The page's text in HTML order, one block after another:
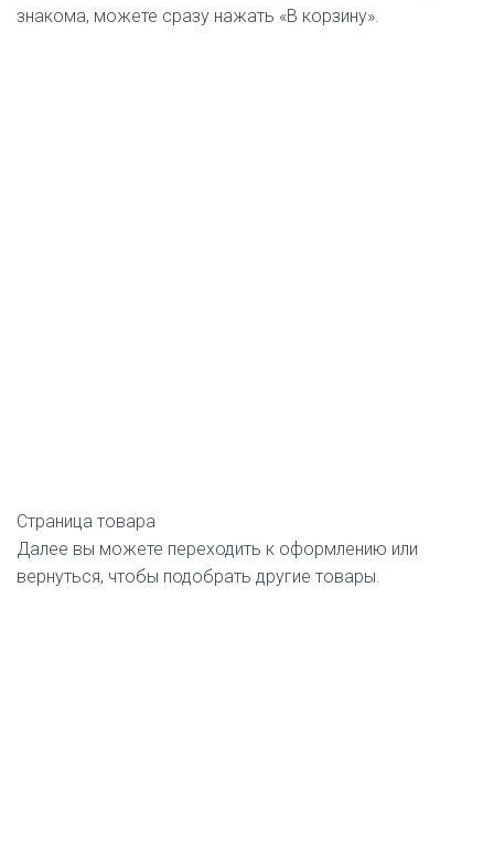
знакома, можете сразу нажать «В корзину».
Страница товара
Далее вы можете переходить к оформлению или
вернуться, чтобы подобрать другие товары.